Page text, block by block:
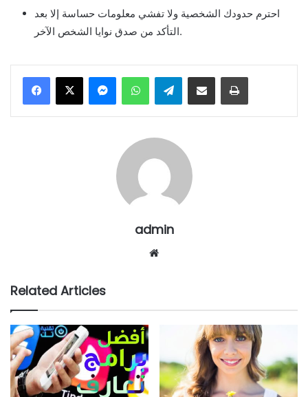
احترم حدودك الشخصية ولا تفشي معلومات حساسة إلا بعد
التأكد من صدق نوايا الشخص الآخر.
MessengerWhatsAppTelegramShare via Email Print
admin
Related Articles